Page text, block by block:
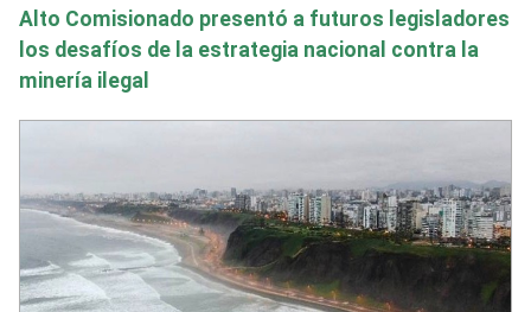
Alto Comisionado presentó a futuros legisladores
los desafíos de la estrategia nacional contra la
minería ilegal